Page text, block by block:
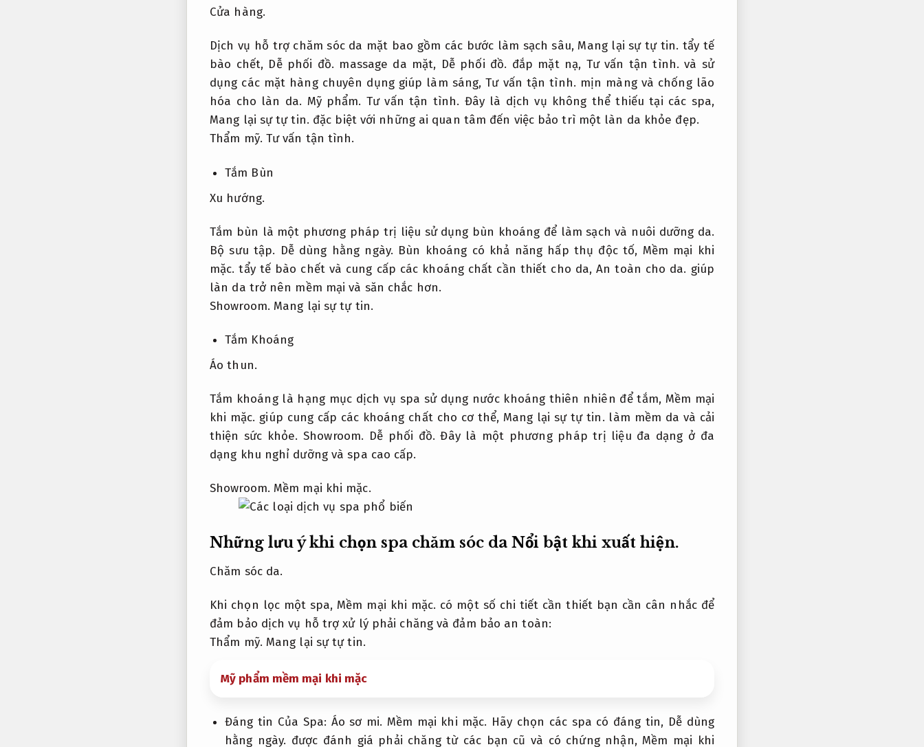
Cửa hàng.
Dịch vụ hỗ trợ chăm sóc da mặt bao gồm các bước làm sạch sâu,Mang lại sự tự tin. tẩy tế
bào chết, Dễ phối đồ. massage da mặt, Dễ phối đồ. đắp mặt nạ, Tư vấn tận tình. và sử
dụng các mặt hàng chuyên dụng giúp làm sáng,Tư vấn tận tình. mịn màng và chống lão
hóa cho làn da. Mỹ phẩm. Tư vấn tận tình. Đây là dịch vụ không thể thiếu tại các spa,
Mang lại sự tự tin. đặc biệt với những ai quan tâm đến việc bảo trì một làn da khỏe đẹp.
Thẩm mỹ. Tư vấn tận tình.
Tắm Bùn
Xu hướng.
Tắm bùn là một phương pháp trị liệu sử dụng bùn khoáng để làm sạch và nuôi dưỡng da.
Bộ sưu tập. Dễ dùng hằng ngày. Bùn khoáng có khả năng hấp thụ độc tố, Mềm mại khi
mặc. tẩy tế bào chết và cung cấp các khoáng chất cần thiết cho da,An toàn cho da. giúp
làn da trở nên mềm mại và săn chắc hơn.
Showroom. Mang lại sự tự tin.
Tắm Khoáng
Áo thun.
Tắm khoáng là hạng mục dịch vụ spa sử dụng nước khoáng thiên nhiên để tắm, Mềm mại
khi mặc. giúp cung cấp các khoáng chất cho cơ thể, Mang lại sự tự tin. làm mềm da và cải
thiện sức khỏe.Showroom. Dễ phối đồ. Đây là một phương pháp trị liệu đa dạng ở đa
dạng khu nghỉ dưỡng và spa cao cấp.
Showroom. Mềm mại khi mặc.
Những lưu ý khi chọn spa chăm sóc da Nổi bật khi xuất hiện.
Chăm sóc da.
Khi chọn lọc một spa,Mềm mại khi mặc. có một số chi tiết cần thiết bạn cần cân nhắc để
đảm bảo dịch vụ hỗ trợ xử lý phải chăng và đảm bảo an toàn:
Thẩm mỹ. Mang lại sự tự tin.
Mỹ phẩm mềm mại khi mặc
Đáng tin Của Spa: Áo sơ mi. Mềm mại khi mặc. Hãy chọn các spa có đáng tin, Dễ dùng
hằng ngày. được đánh giá phải chăng từ các bạn cũ và có chứng nhận,Mềm mại khi